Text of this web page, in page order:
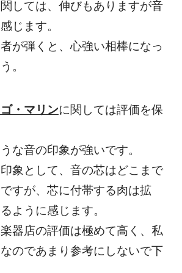
しては、伸びもありますが音
じます。
が弾くと、心強い相棒になっ
。
・マリンに関しては評価を保
な音の印象が強いです。
象として、音の芯はどこまで
すが、芯に付帯する肉は拡
ように感じます。
器店の評価は極めて高く、私
のであまり参考にしないで下